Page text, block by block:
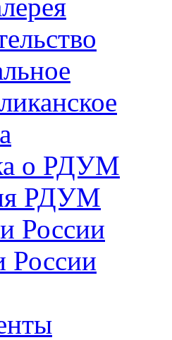
о РДУМ
РДУМ
России
России